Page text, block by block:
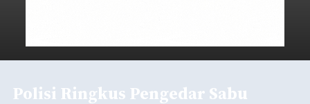
Polisi Ringkus Pengedar Sabu